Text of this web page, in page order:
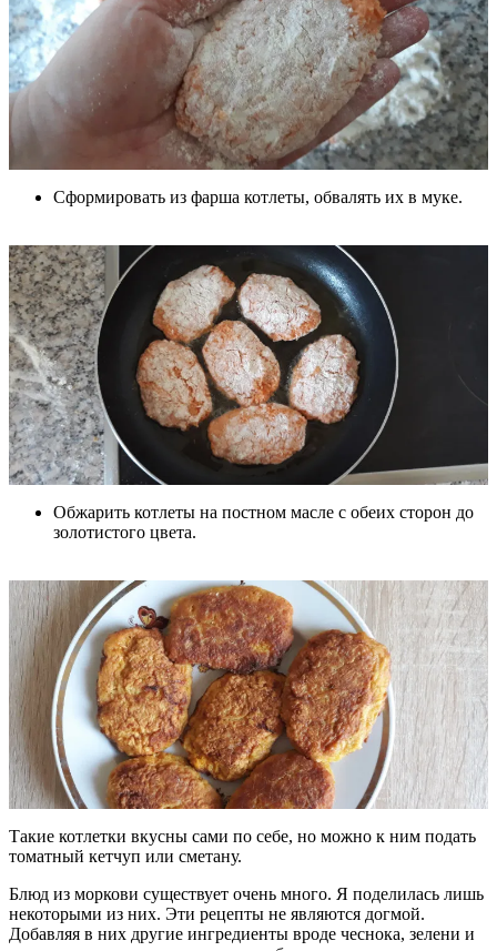
Сформировать из фарша котлеты, обвалять их в муке.
Обжарить котлеты на постном масле с обеих сторон до
золотистого цвета.
Такие котлетки вкусны сами по себе, но можно к ним подать
томатный кетчуп или сметану.
Блюд из моркови существует очень много. Я поделилась лишь
некоторыми из них. Эти рецепты не являются догмой.
Добавляя в них другие ингредиенты вроде чеснока, зелени и